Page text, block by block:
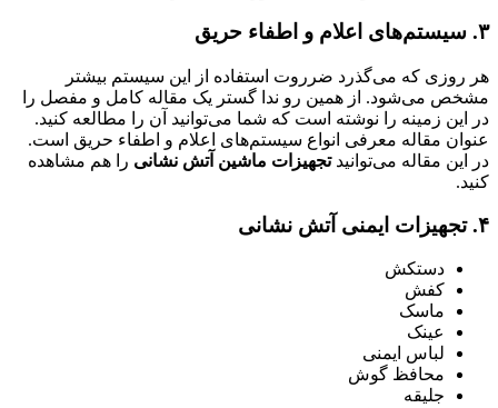
۳. سیستم‌های اعلام و اطفاء حریق
هر روزی که می‌گذرد ضرروت استفاده از این سیستم بیشتر
مشخص می‌شود. از همین رو ندا گستر یک مقاله کامل و مفصل را
در این زمینه را نوشته است که شما می‌توانید آن را مطالعه کنید.
عنوان مقاله معرفی انواع سیستم‌های اعلام و اطفاء حریق است.
در این مقاله می‌توانیدتجهیزات ماشین آتش نشانی را هم مشاهده
کنید.
۴. تجهیزات ایمنی آتش نشانی
دستکش‌
کفش
ماسک
عینک‌
لباس ایمنی
محافظ گوش
جلیقه